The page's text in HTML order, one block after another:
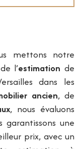
mettons notre
l’estimation de
dans les
ancien, de
, nous évaluons
garantissons une
prix, avec un